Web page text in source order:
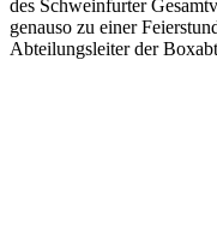
des Schweinfurter
genauso zu einer
Abteilungsleiter der